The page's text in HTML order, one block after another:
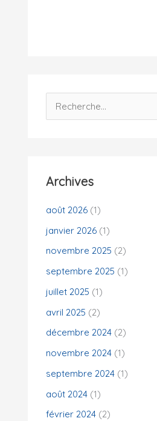
e
c
h
:
Archives
août 2026 (1)
janvier 2026 (1)
novembre 2025 (2)
septembre 2025 (1)
juillet 2025 (1)
avril 2025 (2)
décembre 2024 (2)
novembre 2024 (1)
septembre 2024 (1)
août 2024 (1)
février 2024 (2)